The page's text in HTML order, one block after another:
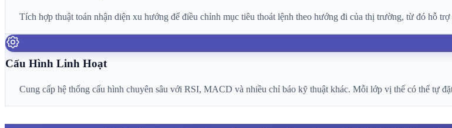
Tích hợp thuật toán nhận diện xu hướng để điều chỉnh mục tiêu thoát lệnh theo hướng đi của thị trường, từ đó hỗ
Cấu Hình Linh Hoạt
Cung cấp hệ thống cấu hình chuyên sâu với RSI, MACD và nhiều chỉ báo kỹ thuật khác. Mỗi lớp vị thế có thể tự